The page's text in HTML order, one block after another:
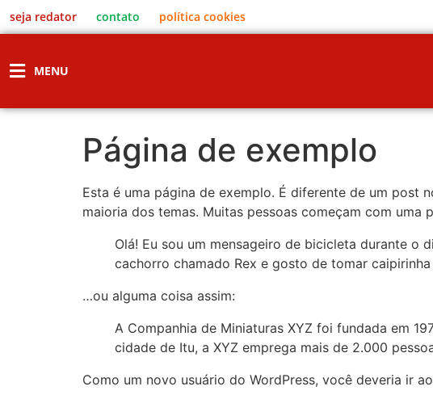
seja redator contato política cookies
MENU
Página de exemplo
Esta é uma página de exemplo. É diferente de um post
maioria dos temas. Muitas pessoas começam com
Olá! Eu sou um mensageiro de bicicleta durante o
cachorro chamado Rex e gosto de tomar
…ou alguma coisa assim:
A Companhia de Miniaturas XYZ foi fundada em
cidade de Itu, a XYZ emprega mais de 2.000
Como um novo usuário do WordPress, você deveria ir ao